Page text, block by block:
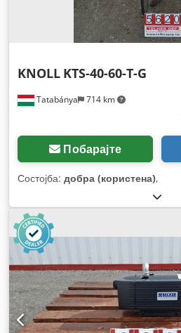
Tatabánya 714 km
KNOLL KTS-40-60-T-G
Побарајте
Состојба: добра (користена),